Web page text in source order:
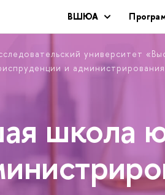
ВШЮА
университет
и администрирования
школа